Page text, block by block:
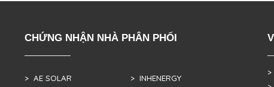
CHỨNG NHẬN NHÀ PHÂN PHỐI
> AE SOLAR > INHENERGY
>